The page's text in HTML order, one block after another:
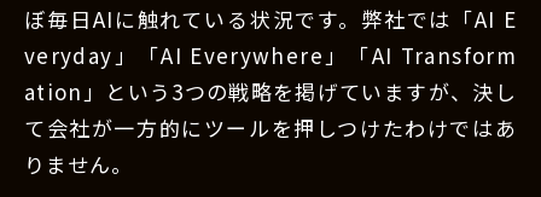
ぼ毎日AIに触れている状況です。弊社では「AI E
veryday」「AI Everywhere」「AI Transform
ation」という3つの戦略を掲げていますが、決し
て会社が一方的にツールを押しつけたわけではあ
りません。